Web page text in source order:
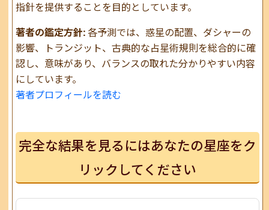
指針を提供することを目的としています。
著者の鑑定方針:各予測では、惑星の配置、ダシャーの
影響、トランジット、古典的な占星術規則を総合的に確
認し、意味があり、バランスの取れた分かりやすい内容
にしています。
著者プロフィールを読む
完全な結果を見るにはあなたの星座をク
リックしてください